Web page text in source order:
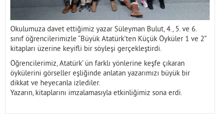
Okulumuza davet ettiğimiz yazar Süleyman Bulut, 4., 5. ve 6.
sınıf öğrencilerimizle “Büyük Atatürk’ten Küçük Öyküler 1 ve 2”
kitapları üzerine keyifli bir söyleşi gerçekleştirdi.
Öğrencilerimiz, Atatürk’ ün farklı yönlerine keşfe çıkaran
öykülerini görseller eşliğinde anlatan yazarımızı büyük bir
dikkat ve heyecanla izlediler.
Yazarın, kitaplarını imzalamasıyla etkinliğimiz sona erdi.